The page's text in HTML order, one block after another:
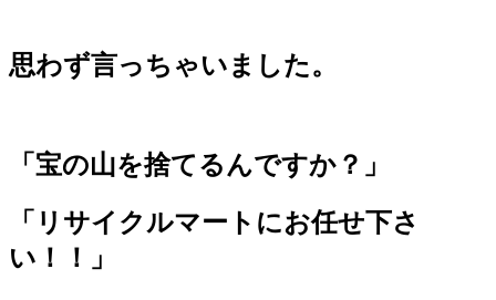
思わず言っちゃいました。
「宝の山を捨てるんですか？」
「リサイクルマートにお任せ下さ
い！！」